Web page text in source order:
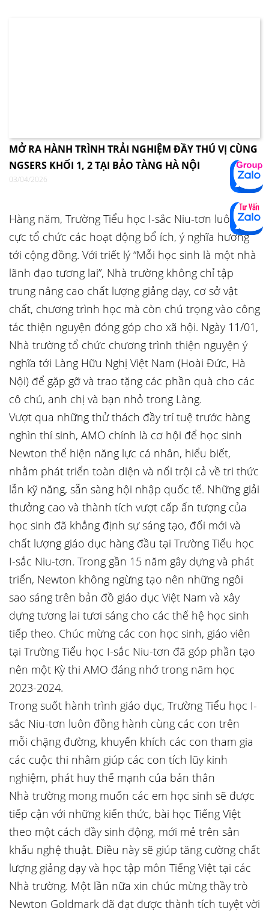
MỞ RA HÀNH TRÌNH TRẢI NGHIỆM ĐẦY THÚ VỊ CÙNG
NGSERS KHỐI 1, 2 TẠI BẢO TÀNG HÀ NỘI
03/04/2026
Hàng năm, Trường Tiểu học I-sắc Niu-tơn luôn tích
cực tổ chức các hoạt động bổ ích, ý nghĩa hướng
tới cộng đồng. Với triết lý “Mỗi học sinh là một nhà
lãnh đạo tương lai”, Nhà trường không chỉ tập
trung nâng cao chất lượng giảng dạy, cơ sở vật
chất, chương trình học mà còn chú trọng vào công
tác thiện nguyện đóng góp cho xã hội. Ngày 11/01,
Nhà trường tổ chức chương trình thiện nguyện ý
nghĩa tới Làng Hữu Nghị Việt Nam (Hoài Đức, Hà
Nội) để gặp gỡ và trao tặng các phần quà cho các
cô chú, anh chị và bạn nhỏ trong Làng.
Vượt qua những thử thách đầy trí tuệ trước hàng
nghìn thí sinh, AMO chính là cơ hội để học sinh
Newton thể hiện năng lực cá nhân, hiểu biết,
nhằm phát triển toàn diện và nổi trội cả về tri thức
lẫn kỹ năng, sẵn sàng hội nhập quốc tế. Những giải
thưởng cao và thành tích vượt cấp ấn tượng của
học sinh đã khẳng định sự sáng tạo, đổi mới và
chất lượng giáo dục hàng đầu tại Trường Tiểu học
I-sắc Niu-tơn. Trong gần 15 năm gây dựng và phát
triển, Newton không ngừng tạo nên những ngôi
sao sáng trên bản đồ giáo dục Việt Nam và xây
dựng tương lai tươi sáng cho các thế hệ học sinh
tiếp theo. Chúc mừng các con học sinh, giáo viên
tại Trường Tiểu học I-sắc Niu-tơn đã góp phần tạo
nên một Kỳ thi AMO đáng nhớ trong năm học
2023-2024.
Trong suốt hành trình giáo dục, Trường Tiểu học I-
sắc Niu-tơn luôn đồng hành cùng các con trên
mỗi chặng đường, khuyến khích các con tham gia
các cuộc thi nhằm giúp các con tích lũy kinh
nghiệm, phát huy thế mạnh của bản thân
Nhà trường mong muốn các em học sinh sẽ được
tiếp cận với những kiến thức, bài học Tiếng Việt
theo một cách đầy sinh động, mới mẻ trên sân
khấu nghệ thuật. Điều này sẽ giúp tăng cường chất
lượng giảng dạy và học tập môn Tiếng Việt tại các
Nhà trường. Một lần nữa xin chúc mừng thầy trò
Newton Goldmark đã đạt được thành tích tuyệt vời